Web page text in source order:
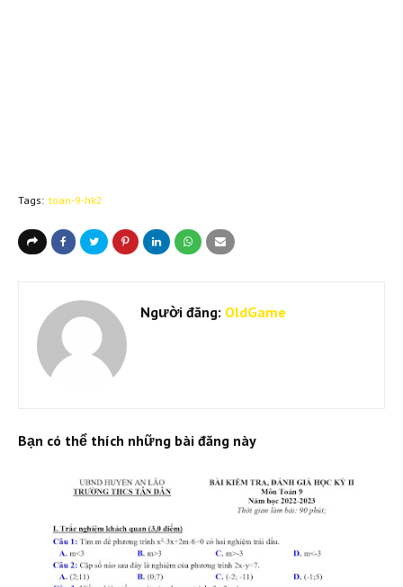
Tags: toan-9-hk2
Người đăng: OldGame
Bạn có thể thích những bài đăng này